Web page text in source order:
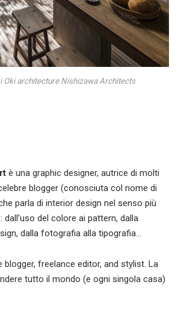
Oki architecture Nishizawa Architects
è una graphic designer, autrice di molti
blogger (conosciuta col nome di
parla di interior design nel senso più
dall’uso del colore ai pattern, dalla
dalla fotografia alla tipografia…
blogger, freelance editor, and stylist. La
tutto il mondo (e ogni singola casa)